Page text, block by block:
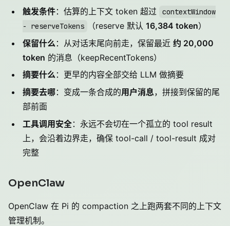
触发条件：估算的上下文 token 超过
contextWindow
- reserveTokens
（reserve 默认 16,384 token）
保留什么 ：从对话末尾向前走，保留最近 约 20,000
token 的消息（keepRecentTokens）
摘要什么：更早的内容全部交给 LLM 做摘要
摘要去哪：变成一条合成的用户消息，拼接到保留的尾
部前面
工具调用安全：永远不会切在一个孤立的 tool result
上，会沿着边界走，确保 tool-call / tool-result 成对
完整
OpenClaw
OpenClaw 在 Pi 的 compaction 之上跑两套不同的上下文
管理机制。